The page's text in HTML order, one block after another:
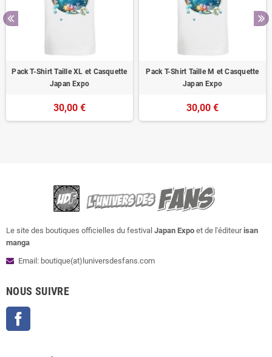
Pack T-Shirt Taille XL et Casquette
Japan Expo
30,00 €
Pack T-Shirt Taille M et Casquette
Japan Expo
30,00 €
Le site des boutiques officielles du festival Japan Expo et de l'éditeurisan
manga
Email: boutique(at)luniversdesfans.com
NOUS SUIVRE